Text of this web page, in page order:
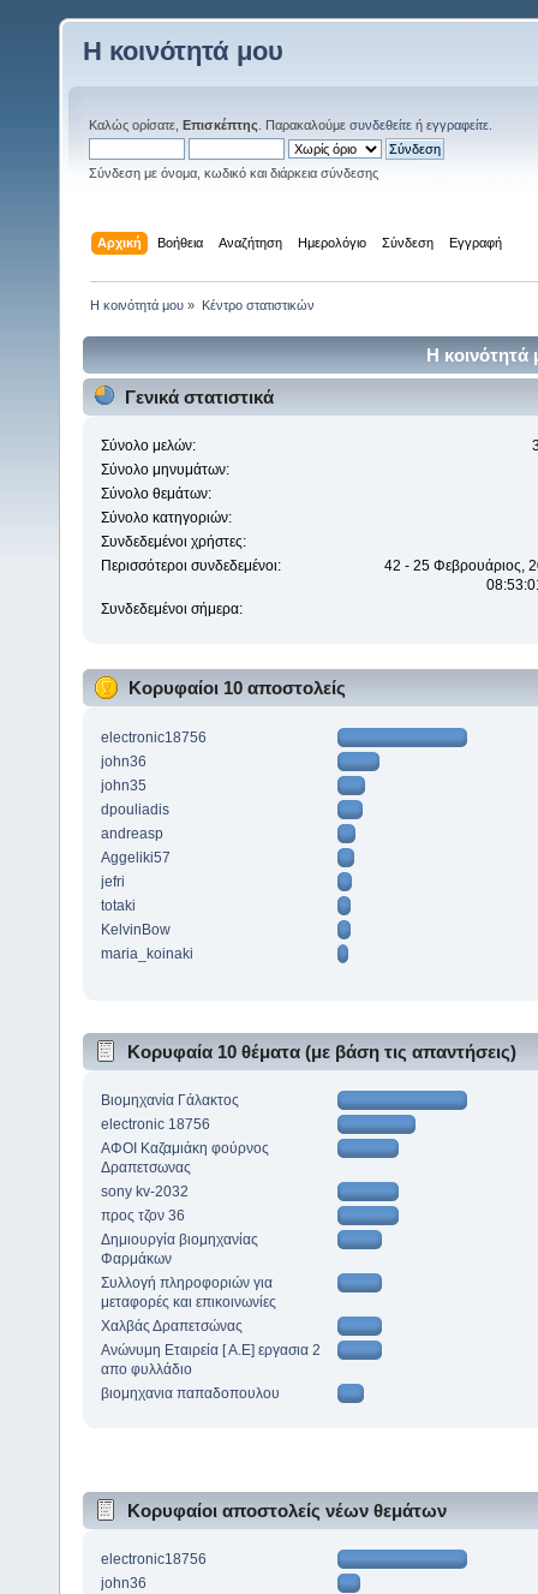
Η κοινότητά μου
Καλώς ορίσατε, Επισκέπτης . Παρακαλούμε συνδεθείτε ή εγγραφείτε
Σύνδεση με όνομα, κωδικό και διάρκεια σύνδεσης
Αρχική Βοήθεια Αναζήτηση Ημερολόγιο Σύνδεση Εγγραφή
Η κοινότητά μου » Κέντρο στατιστικών
Η κοινότητά
Γενικά στατιστικά
Σύνολο μελών:
Σύνολο μηνυμάτων:
Σύνολο θεμάτων:
Σύνολο κατηγοριών:
Συνδεδεμένοι χρήστες:
Περισσότεροι συνδεδεμένοι:
42 - 25 Φεβρουάριος,
Συνδεδεμένοι σήμερα:
Κορυφαίοι 10 αποστολείς
electronic18756
john36
john35
dpouliadis
andreasp
Aggeliki57
jefri
totaki
KelvinBow
maria_koinaki
Κορυφαία 10 θέματα (με βάση τις απαντήσεις)
Βιομηχανία Γάλακτος
electronic 18756
ΑΦΟΙ Καζαμιάκη φούρνος
Δραπετσωνας
sony kv-2032
προς τζον 36
Δημιουργία βιομηχανίας
Φαρμάκων
Συλλογή πληροφοριών για
μεταφορές και επικοινωνίες
Χαλβάς Δραπετσώνας
Ανώνυμη Εταιρεία [ Α.Ε] εργασια 2
απο φυλλάδιο
βιομηχανια παπαδοπουλου
Κορυφαίοι αποστολείς νέων θεμάτων
electronic18756
john36